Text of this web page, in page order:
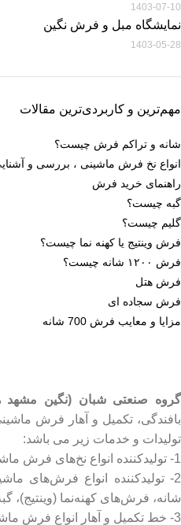
1403-07-10
نمایشگاه مبل و فرش نگین
1403-05-28
مهم‌ترین و کاربردی‌ترین مقالات
شانه و تراکم فرش چیست؟
انواع نخ فرش ماشینی ، بررسی و
راهنمای خرید فرش
گبه چیست؟
گلیم چیست؟
فرش وینتیج یا کهنه نما چیست؟
فرش ۱۲۰۰ شانه چیست؟
فرش هتل
فرش سجاده ای
مزایا و معایب فرش 700 شانه
گروه صنعتی شبان (نگین مشهد
بافندگی، تکمیل و آهار فرش
تولیدات و خدمات زیر می باشد:
1- تولیدکننده انواع نخ‌های فرش ماشینی آکریلیک / مودال / پلی استر
شانه، فرش‌های کهنه‌نما (وینتیج)،
3- خط تکمیل و آهار انواع فرش ماشینی